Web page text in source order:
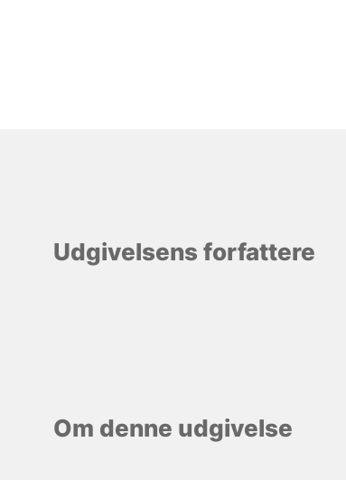
Udgivelsens forfattere
Om denne udgivelse